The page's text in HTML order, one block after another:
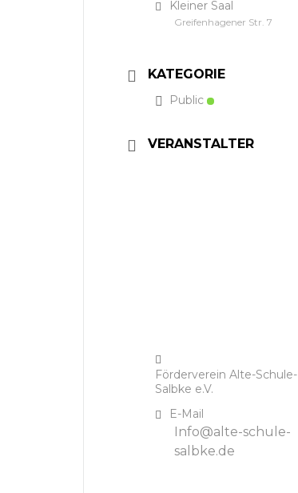
Kleiner Saal
Greifenhagener Str. 7
KATEGORIE
Public
VERANSTALTER
Förderverein Alte-Schule-
Salbke e.V.
E-Mail
Info@alte-schule-
salbke.de